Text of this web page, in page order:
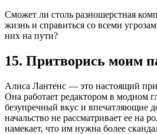
Сможет ли столь разношерстная
жизнь и справиться со всеми
них на пути?
15. Притворись моим
Алиса Лантенс — это настоящий
Она работает редактором в модном
безупречный вкус и впечатляющие
начальство не рассматривает ее на
намекает, что им нужна более